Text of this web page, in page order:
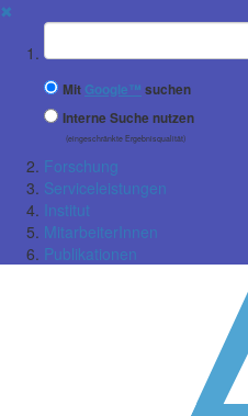
✖
Suchbegriff
Mit Google™ suchen
Interne Suche nutzen
(eingeschränkte Ergebnisqualität)
Forschung
Serviceleistungen
Institut
MitarbeiterInnen
Publikationen